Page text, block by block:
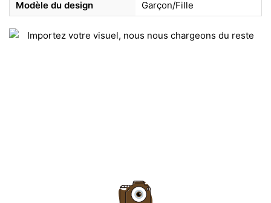
Modèle du design Garçon/Fille